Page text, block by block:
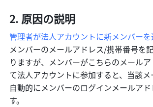
原因の説明
管理者が法人アカウントに新メンバーを
メンバーのメールアドレス/携帯番号を
りますが、メンバーがこちらのメール
て法人アカウントに参加すると、当該
自動的にメンバーのログインメールア
す。